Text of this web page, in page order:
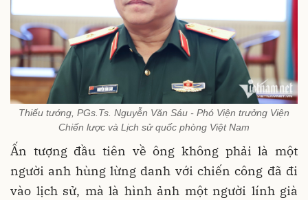
Thiếu tướng, PGs.Ts. Nguyễn Văn Sáu - Phó Viện trưởng Viện
Chiến lược và Lịch sử quốc phòng Việt Nam
Ấn tượng đầu tiên về ông không phải là một
người anh hùng lừng danh với chiến công đã đi
vào lịch sử, mà là hình ảnh một người lính già